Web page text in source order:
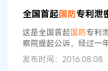
会首设军民融合科技成
知识产权局、国防知识
产权专题展上，近2000
全国首起国防专利泄密案
这是全国首起国防专利
察院提起公诉，经过一
审、二审法院均判决孙
罪,处有期徒刑一年六个
发布时间：2016.08.08